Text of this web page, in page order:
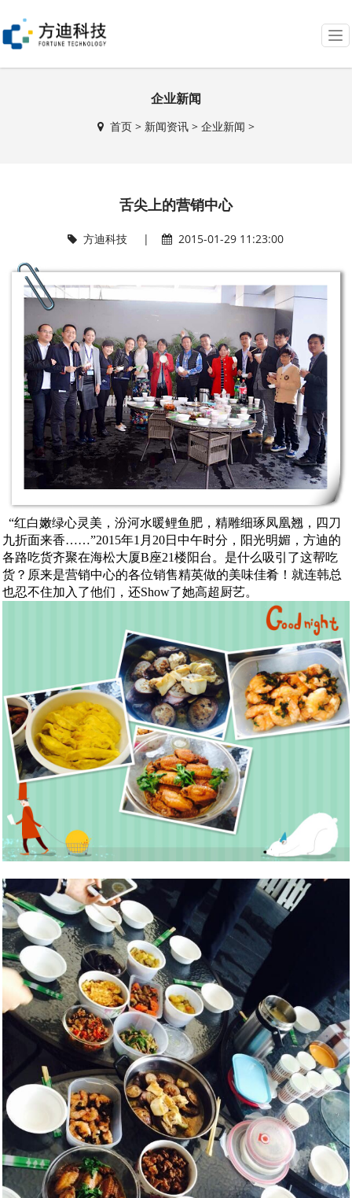
T
o
g
n
企业新闻
首页> 新闻资讯> 企业新闻 >
舌尖上的营销中心
方迪科技 | 2015-01-29 11:23:00
“红白嫩绿心灵美，汾河水暖鲤鱼肥，精雕细琢凤凰翘，四刀
九折面来香……”2015年1月20日中午时分，阳光明媚，方迪的
各路吃货齐聚在海松大厦B座21楼阳台。是什么吸引了这帮吃
货？原来是营销中心的各位销售精英做的美味佳肴！就连韩总
也忍不住加入了他们，还Show了她高超厨艺。